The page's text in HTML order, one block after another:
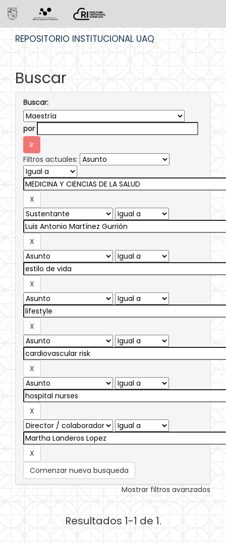
REPOSITORIO INSTITUCIONAL UAQ
Buscar
Buscar:
por
Filtros actuales:
Comenzar nueva busqueda
Mostrar filtros avanzados
Resultados 1-1 de 1.